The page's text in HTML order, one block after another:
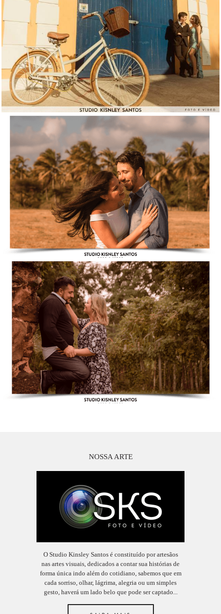
NOSSA ARTE
O Studio Kinsley Santos é constituído por artesãos
nas artes visuais, dedicados a contar sua histórias de
forma única indo além do cotidiano, sabemos que em
cada sorriso, olhar, lágrima, alegria ou um simples
gesto, haverá um lado belo que pode ser captado...